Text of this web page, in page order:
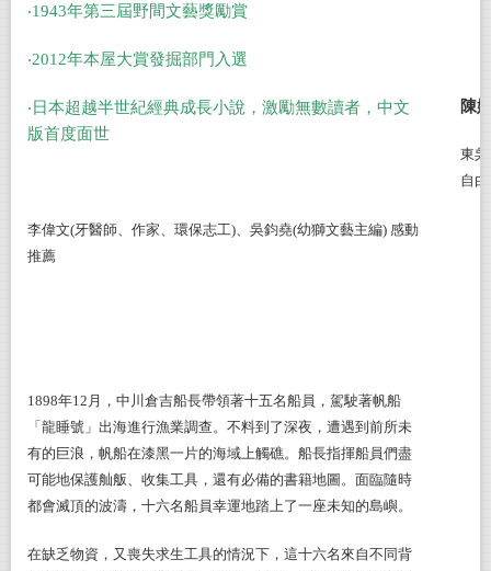
‧1943年第三屆野間文藝獎勵賞
‧2012年本屋大賞發掘部門入選
‧日本超越半世紀經典成長小說，激勵無數讀者，中文
版首度面世
李偉文(牙醫師、作家、環保志工)、吳鈞堯(幼獅文藝主編) 感動
推薦
1898年12月，中川倉吉船長帶領著十五名船員，駕駛著帆船
「龍睡號」出海進行漁業調查。不料到了深夜，遭遇到前所未
有的巨浪，帆船在漆黑一片的海域上觸礁。船長指揮船員們盡
可能地保護舢舨、收集工具，還有必備的書籍地圖。面臨隨時
都會滅頂的波濤，十六名船員幸運地踏上了一座未知的島嶼。
在缺乏物資，又喪失求生工具的情況下，這十六名來自不同背
陳
東
自